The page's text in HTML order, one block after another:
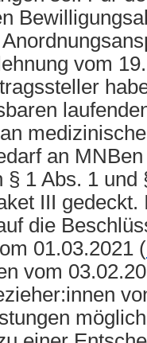
vom
an
§ 1 Abs. 1 und
III
die
01.03.2021 (
vom